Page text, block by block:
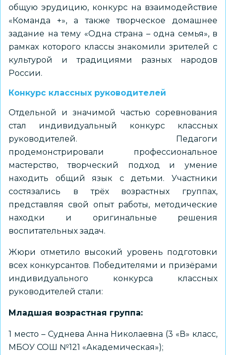
общую эрудицию, конкурс на взаимодействие
«Команда +», а также творческое домашнее
задание на тему «Одна страна – одна семья», в
рамках которого классы знакомили зрителей с
культурой и традициями разных народов
России.
Конкурс классных руководителей
Отдельной и значимой частью соревнования
стал индивидуальный конкурс классных
руководителей. Педагоги
продемонстрировали профессиональное
мастерство, творческий подход и умение
находить общий язык с детьми. Участники
состязались в трёх возрастных группах,
представляя свой опыт работы, методические
находки и оригинальные решения
воспитательных задач.
Жюри отметило высокий уровень подготовки
всех конкурсантов. Победителями и призёрами
индивидуального конкурса классных
руководителей стали:
Младшая возрастная группа:
1 место – Суднева Анна Николаевна (3 «В» класс,
МБОУ СОШ №121 «Академическая»);